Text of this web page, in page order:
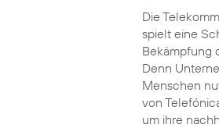
Die
spielt eine
Bekämpfung
Denn
Menschen
von
um ihre